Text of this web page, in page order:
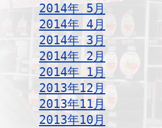
2014年 5月
2014年 4月
2014年 3月
2014年 2月
2014年 1月
2013年12月
2013年11月
2013年10月